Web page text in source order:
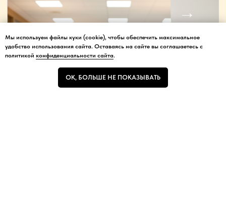
Мы используем файлы куки (cookie), чтобы обеспечить максимальное
удобство использования сайта.
ОК, БОЛЬШЕ НЕ ПОКАЗЫВАТЬ
Мы используем файлы куки (cookie), чтобы обеспечить максимальное
удобство использования сайта. Оставаясь на сайте вы соглашаетесь с
политикой конфиденциальности сайта.
ОК, БОЛЬШЕ НЕ ПОКАЗЫВАТЬ